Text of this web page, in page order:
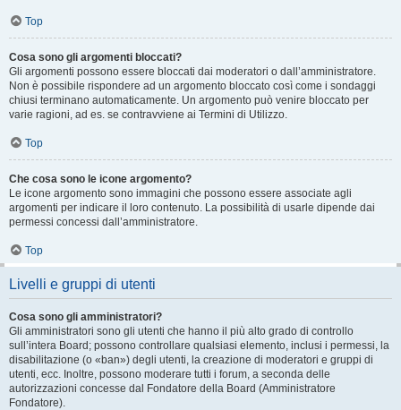
Top
Cosa sono gli argomenti bloccati?
Gli argomenti possono essere bloccati dai moderatori o dall’amministratore.
Non è possibile rispondere ad un argomento bloccato così come i sondaggi
chiusi terminano automaticamente. Un argomento può venire bloccato per
varie ragioni, ad es. se contravviene ai Termini di Utilizzo.
Top
Che cosa sono le icone argomento?
Le icone argomento sono immagini che possono essere associate agli
argomenti per indicare il loro contenuto. La possibilità di usarle dipende dai
permessi concessi dall’amministratore.
Top
Livelli e gruppi di utenti
Cosa sono gli amministratori?
Gli amministratori sono gli utenti che hanno il più alto grado di controllo
sull’intera Board; possono controllare qualsiasi elemento, inclusi i permessi, la
disabilitazione (o «ban») degli utenti, la creazione di moderatori e gruppi di
utenti, ecc. Inoltre, possono moderare tutti i forum, a seconda delle
autorizzazioni concesse dal Fondatore della Board (Amministratore
Fondatore).